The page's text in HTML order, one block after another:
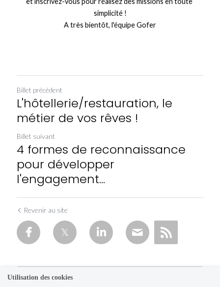
simplicité !
A très bientôt, l'équipe Gofer
Billet précédent
L'hôtellerie/restauration, le
métier de vos rêves !
Billet suivant
4 formes de reconnaissance
pour développer
l'engagement...
Revenir au site
Utilisation des cookies